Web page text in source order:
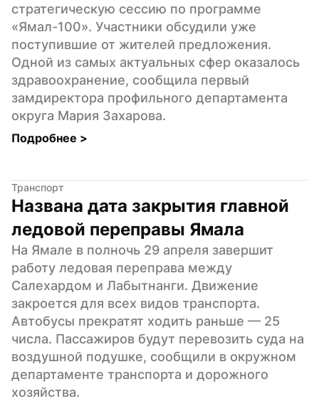
стратегическую сессию по программе
«Ямал-100». Участники обсудили уже
поступившие от жителей предложения.
Одной из самых актуальных сфер оказалось
здравоохранение, сообщила первый
замдиректора профильного департамента
округа Мария Захарова.
Подробнее >
Транспорт
Названа дата закрытия главной
ледовой переправы Ямала
На Ямале в полночь 29 апреля завершит
работу ледовая переправа между
Салехардом и Лабытнанги. Движение
закроется для всех видов транспорта.
Автобусы прекратят ходить раньше — 25
числа. Пассажиров будут перевозить суда на
воздушной подушке, сообщили в окружном
департаменте транспорта и дорожного
хозяйства.